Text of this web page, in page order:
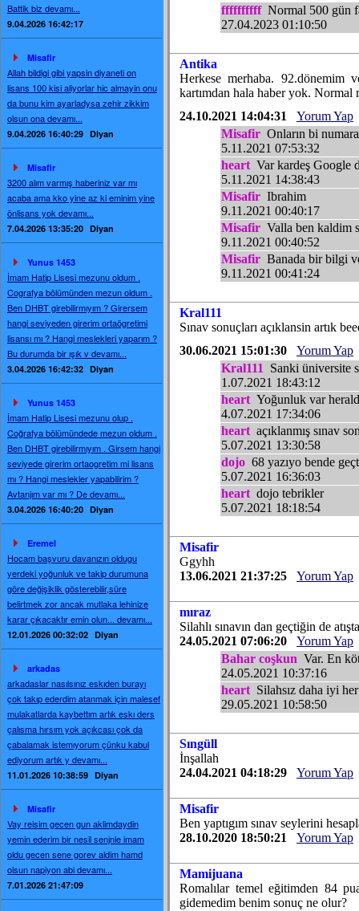
Battik biz devamı...
9.04.2026 16:42:17
Misafir
Allah bildigi gibi yapsin diyaneti on
lisans 100 kisi aliyorlar hic almayin onu
da bunu kim ayarladysa zehir zikkim
olsun ona devamı...
9.04.2026 16:40:29 Diyan
Misafir
3200 alım varmış haberiniz var mı
acaba ama kko yine az ki eminim yine
önlisans yok devamı...
7.04.2026 13:35:20 Diyan
Yunus 1453
İmam Hatip Lisesi mezunu oldum .
Cografya bölümünden mezun oldum .
Ben DHBT girebilirmıyım ? Girersem
hangi seviyeden girerim ortaögretimi
lisansı mı ? Hangi meslekleri yaparım ?
Bu durumda bir ışık v devamı...
3.04.2026 16:42:32 Diyan
Yunus 1453
İmam Hatip Lisesi mezunu olup .
Coğrafya bölümündede mezun oldum .
Ben DHBT girebilirmıyım . Girsem hangi
seviyede girerim ortaogretim mi lisans
mı ? Hangi meslekler yapabilirim ?
Avtanjım var mı ? De devamı...
3.04.2026 16:40:20 Diyan
Eremel
Hocam başvuru davanızın oldugu
yerdeki yoğunluk ve takip durumuna
göre değişiklik gösterebilir,süre
belirtmek zor ancak mutlaka lehinize
karar çıkacaktır emin olun... devamı...
12.01.2026 00:32:02 Diyan
arkadas
arkadaslar nasılsınız eskıden burayı
çok takıp ederdim atanmak için malesef
mulakatlarda kaybettım artık eskı ders
çalısma hırsım yok açıkcası çok da
çabalamak istemıyorum çünku kabul
ediyorum artık y devamı...
11.01.2026 10:38:59 Diyan
Misafir
Vay reisim gecen gun aklimdaydin
yemin ederim bir nesil senjnle imam
oldu gecen sene gorev aldim hamd
olsun napiyon abi devamı...
7.01.2026 21:47:09
ffffffffffNormal 500 gün
27.04.2023 01:10:50
Antika
Herkese merhaba. 92.dönemim
kartımdan hala haber yok.
24.10.2021 14:04:31
Yorum Yap
Misafir Onların bi
5.11.2021 07:53:32
heart Var kardeş Google
5.11.2021 14:38:43
Misafir Ibrahim
9.11.2021 00:40:17
Misafir Valla ben kaldim
9.11.2021 00:40:52
Misafir Banada bir bilgi
9.11.2021 00:41:24
Kral111
Sınav sonuçları açıklansin artık
30.06.2021 15:01:30
Yorum Yap
Kral111
Sanki üniversite
1.07.2021 18:43:12
heart Yoğunluk var
4.07.2021 17:34:06
heart açıklanmış sınav
5.07.2021 13:30:58
dojo 68 yazıyo bende
5.07.2021 16:36:03
heart dojo tebrikler
5.07.2021 18:18:54
Misafir
Ggyhh
13.06.2021 21:37:25
Yorum Yap
mıraz
Silahlı sınavın dan geçtiğin de
24.05.2021 07:06:20
Yorum Yap
Bahar coşkun Var. En
24.05.2021 10:37:16
heart Silahsız daha iyi
29.05.2021 10:58:50
Sıngüll
İnşallah
24.04.2021 04:18:29
Yorum Yap
Misafir
Ben yaptıgım sınav seylerini
28.10.2020 18:50:21
Yorum Yap
Mamijuana
Romalılar temel eğitimden 84
gidemedim benim sonuç ne olur?